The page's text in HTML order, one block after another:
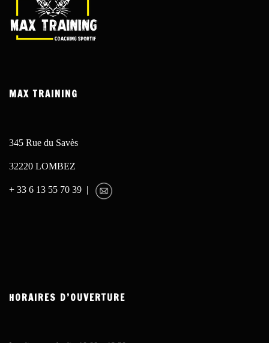
MAX TRAINING
345 Rue du Savès
32220 LOMBEZ
+ 33 6 13 55 70 39 |
HORAIRES D’OUVERTURE